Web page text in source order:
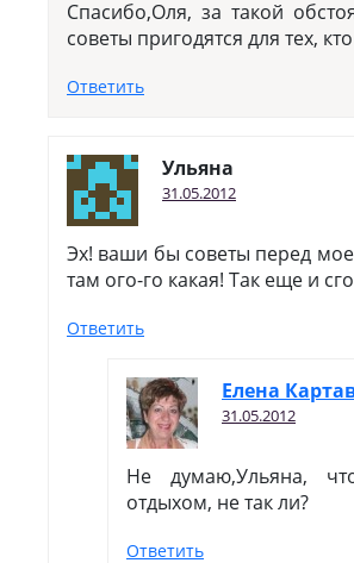
Спасибо,Оля, за такой
советы пригодятся для тех,
Ответить
Ульяна
31.05.2012
Эх! ваши бы советы перед
там ого-го какая! Так еще и
Ответить
Елена
31.05.2012
Не думаю,Ульяна,
отдыхом, не так ли?
Ответить